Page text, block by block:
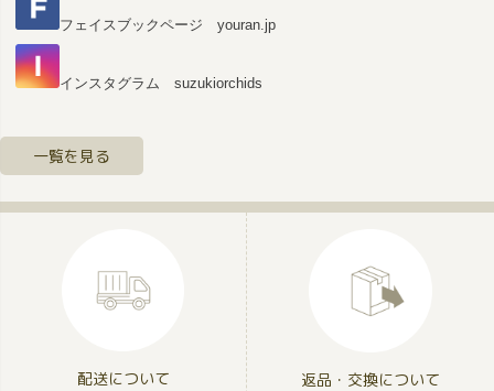
フェイスブックページ youran.jp
インスタグラム suzukiorchids
一覧を見る
配送について 返品・交換について